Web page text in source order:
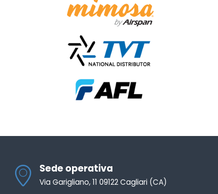
Sede operativa
Via Garigliano, 11 09122 Cagliari (CA)